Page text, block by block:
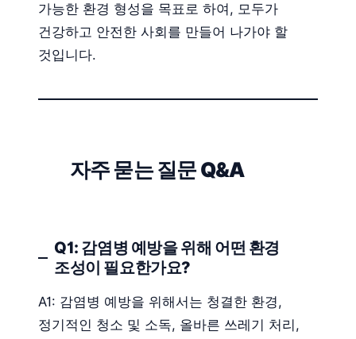
가능한 환경 형성을 목표로 하여, 모두가
건강하고 안전한 사회를 만들어 나가야 할
것입니다.
자주 묻는 질문 Q&A
Q1: 감염병 예방을 위해 어떤 환경
조성이 필요한가요?
A1: 감염병 예방을 위해서는 청결한 환경,
정기적인 청소 및 소독, 올바른 쓰레기 처리,